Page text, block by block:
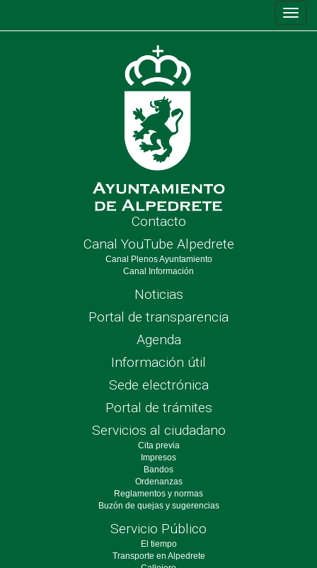
de
Contacto
Canal YouTube Alpedrete
Canal Plenos Ayuntamiento
Canal Información
Noticias
Portal de transparencia
Agenda
Información útil
Sede electrónica
Portal de trámites
Servicios al ciudadano
Cita previa
Impresos
Bandos
Ordenanzas
Reglamentos y normas
Buzón de quejas y sugerencias
Servicio Público
El tiempo
Transporte en Alpedrete